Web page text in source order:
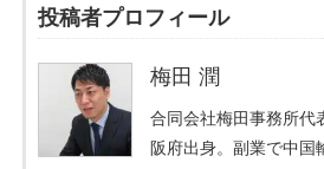
投稿者プロフィール
梅田 潤
合同会社梅田事務所代
阪府出身。副業で中国